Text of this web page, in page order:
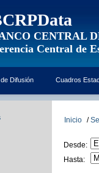
CENTRAL
Central de
Difusión Cuadros
Inicio /
Desde:
Hasta: